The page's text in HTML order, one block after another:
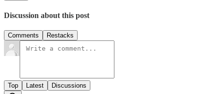
Discussion about this post
Comments Restacks
Top Latest Discussions